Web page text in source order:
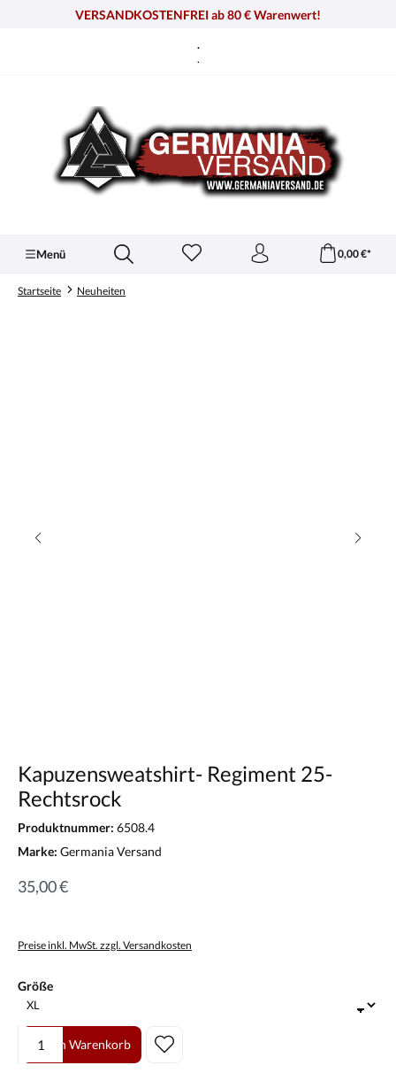
VERSANDKOSTENFREI ab 80 € Warenwert!
.
.
Menü 0,00 €*
Startseite Neuheiten
Kapuzensweatshirt- Regiment 25-
Rechtsrock
Produktnummer: 6508.4
Marke: Germania Versand
35,00 €
Preise inkl. MwSt. zzgl. Versandkosten
Größeauswählen
Produkt Anzahl: Gib den gewünschten Wert ein oder benutze die
In den Warenkorb